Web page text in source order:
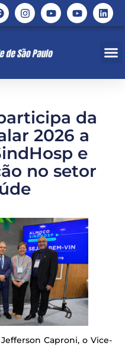
da
2026 a
e
no setor
Caproni, o Vice-